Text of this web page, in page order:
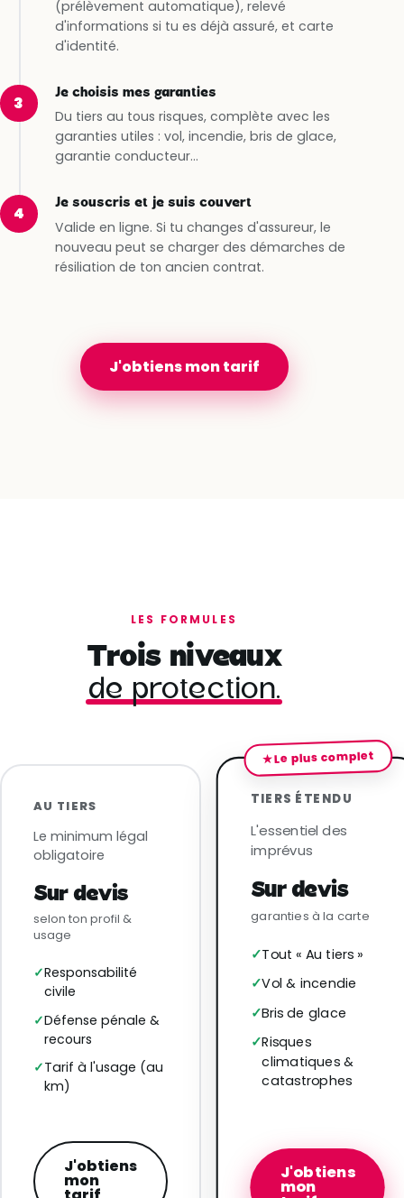
(prélèvement automatique), relevé
d'informations si tu es déjà assuré, et carte
d'identité.
3
Je choisis mes garanties
Du tiers au tous risques, complète avec les
garanties utiles : vol, incendie, bris de glace,
garantie conducteur…
4
Je souscris et je suis couvert
Valide en ligne. Si tu changes d'assureur, le
nouveau peut se charger des démarches de
résiliation de ton ancien contrat.
J'obtiens mon tarif
LES FORMULES
Trois niveaux
de protection.
AU TIERS
Le minimum légal
obligatoire
Sur devis
selon ton profil &
usage
Responsabilité
civile
Défense pénale &
recours
Tarif à l'usage (au
km)
J'obtiens
mon
★ Le plus complet
TIERS ÉTENDU
L'essentiel des
imprévus
Sur devis
garanties à la carte
Tout « Au tiers »
Vol & incendie
Bris de glace
Risques
climatiques &
catastrophes
J'obtiens
mon